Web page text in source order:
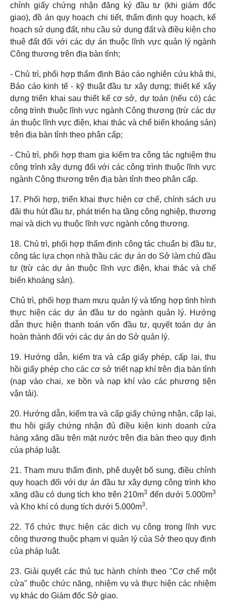
chỉnh giấy chứng nhận đăng ký đầu tư (khi giám đốc
giao), đồ án quy hoạch chi tiết, thẩm định quy hoạch, kế
hoạch sử dụng đất, nhu cầu sử dụng đất và điều kiện cho
thuê đất đối với các dự án thuộc lĩnh vực quản lý ngành
Công thương trên địa bàn tỉnh;
- Chủ trì, phối hợp thẩm định Báo cáo nghiên cứu khả thi,
Báo cáo kinh tế - kỹ thuật đầu tư xây dựng; thiết kế xây
dựng triển khai sau thiết kế cơ sở, dự toán (nếu có) các
công trình thuộc lĩnh vực ngành Công thương (trừ các dự
án thuộc lĩnh vực điện, khai thác và chế biến khoáng sản)
trên địa bàn tỉnh theo phân cấp;
- Chủ trì, phối hợp tham gia kiểm tra công tác nghiệm thu
công trình xây dựng đối với các công trình thuộc lĩnh vực
ngành Công thương trên địa bàn tỉnh theo phân cấp.
17. Phối hợp, triển khai thực hiện cơ chế, chính sách ưu
đãi thu hút đầu tư, phát triển hạ tầng công nghiệp, thương
mại và dịch vụ thuộc lĩnh vực ngành công thương.
18. Chủ trì, phối hợp thẩm định công tác chuẩn bị đầu tư,
công tác lựa chọn nhà thầu các dự án do Sở làm chủ đầu
tư (trừ các dự án thuộc lĩnh vực điện, khai thác và chế
biến khoáng sản).
Chủ trì, phối hợp tham mưu quản lý và tổng hợp tình hình
thực hiện các dự án đầu tư do ngành quản lý. Hướng
dẫn thực hiện thanh toán vốn đầu tư, quyết toán dự án
hoàn thành đối với các dự án do Sở quản lý.
19. Hướng dẫn, kiểm tra và cấp giấy phép, cấp lại, thu
hồi giấy phép cho các cơ sở triết nạp khí trên địa bàn tỉnh
(nạp vào chai, xe bồn và nạp khí vào các phương tiện
vận tải).
20. Hướng dẫn, kiểm tra và cấp giấy chứng nhận, cấp lại,
thu hồi giấy chứng nhận đủ điều kiện kinh doanh cửa
hàng xăng dầu trên mặt nước trên địa bàn theo quy định
của pháp luật.
21. Tham mưu thẩm định, phê duyệt bổ sung, điều chỉnh
quy hoạch đối với dự án đầu tư xây dựng công trình kho
xăng dầu có dung tích kho trên 210m3 đến dưới 5.000m3
và Kho khí có dung tích dưới 5.000m3.
22. Tổ chức thực hiện các dịch vụ công trong lĩnh vực
công thương thuộc phạm vi quản lý của Sở theo quy định
của pháp luật.
23. Giải quyết các thủ tục hành chính theo "Cơ chế một
cửa" thuộc chức năng, nhiệm vụ và thực hiện các nhiệm
vụ khác do Giám đốc Sở giao.